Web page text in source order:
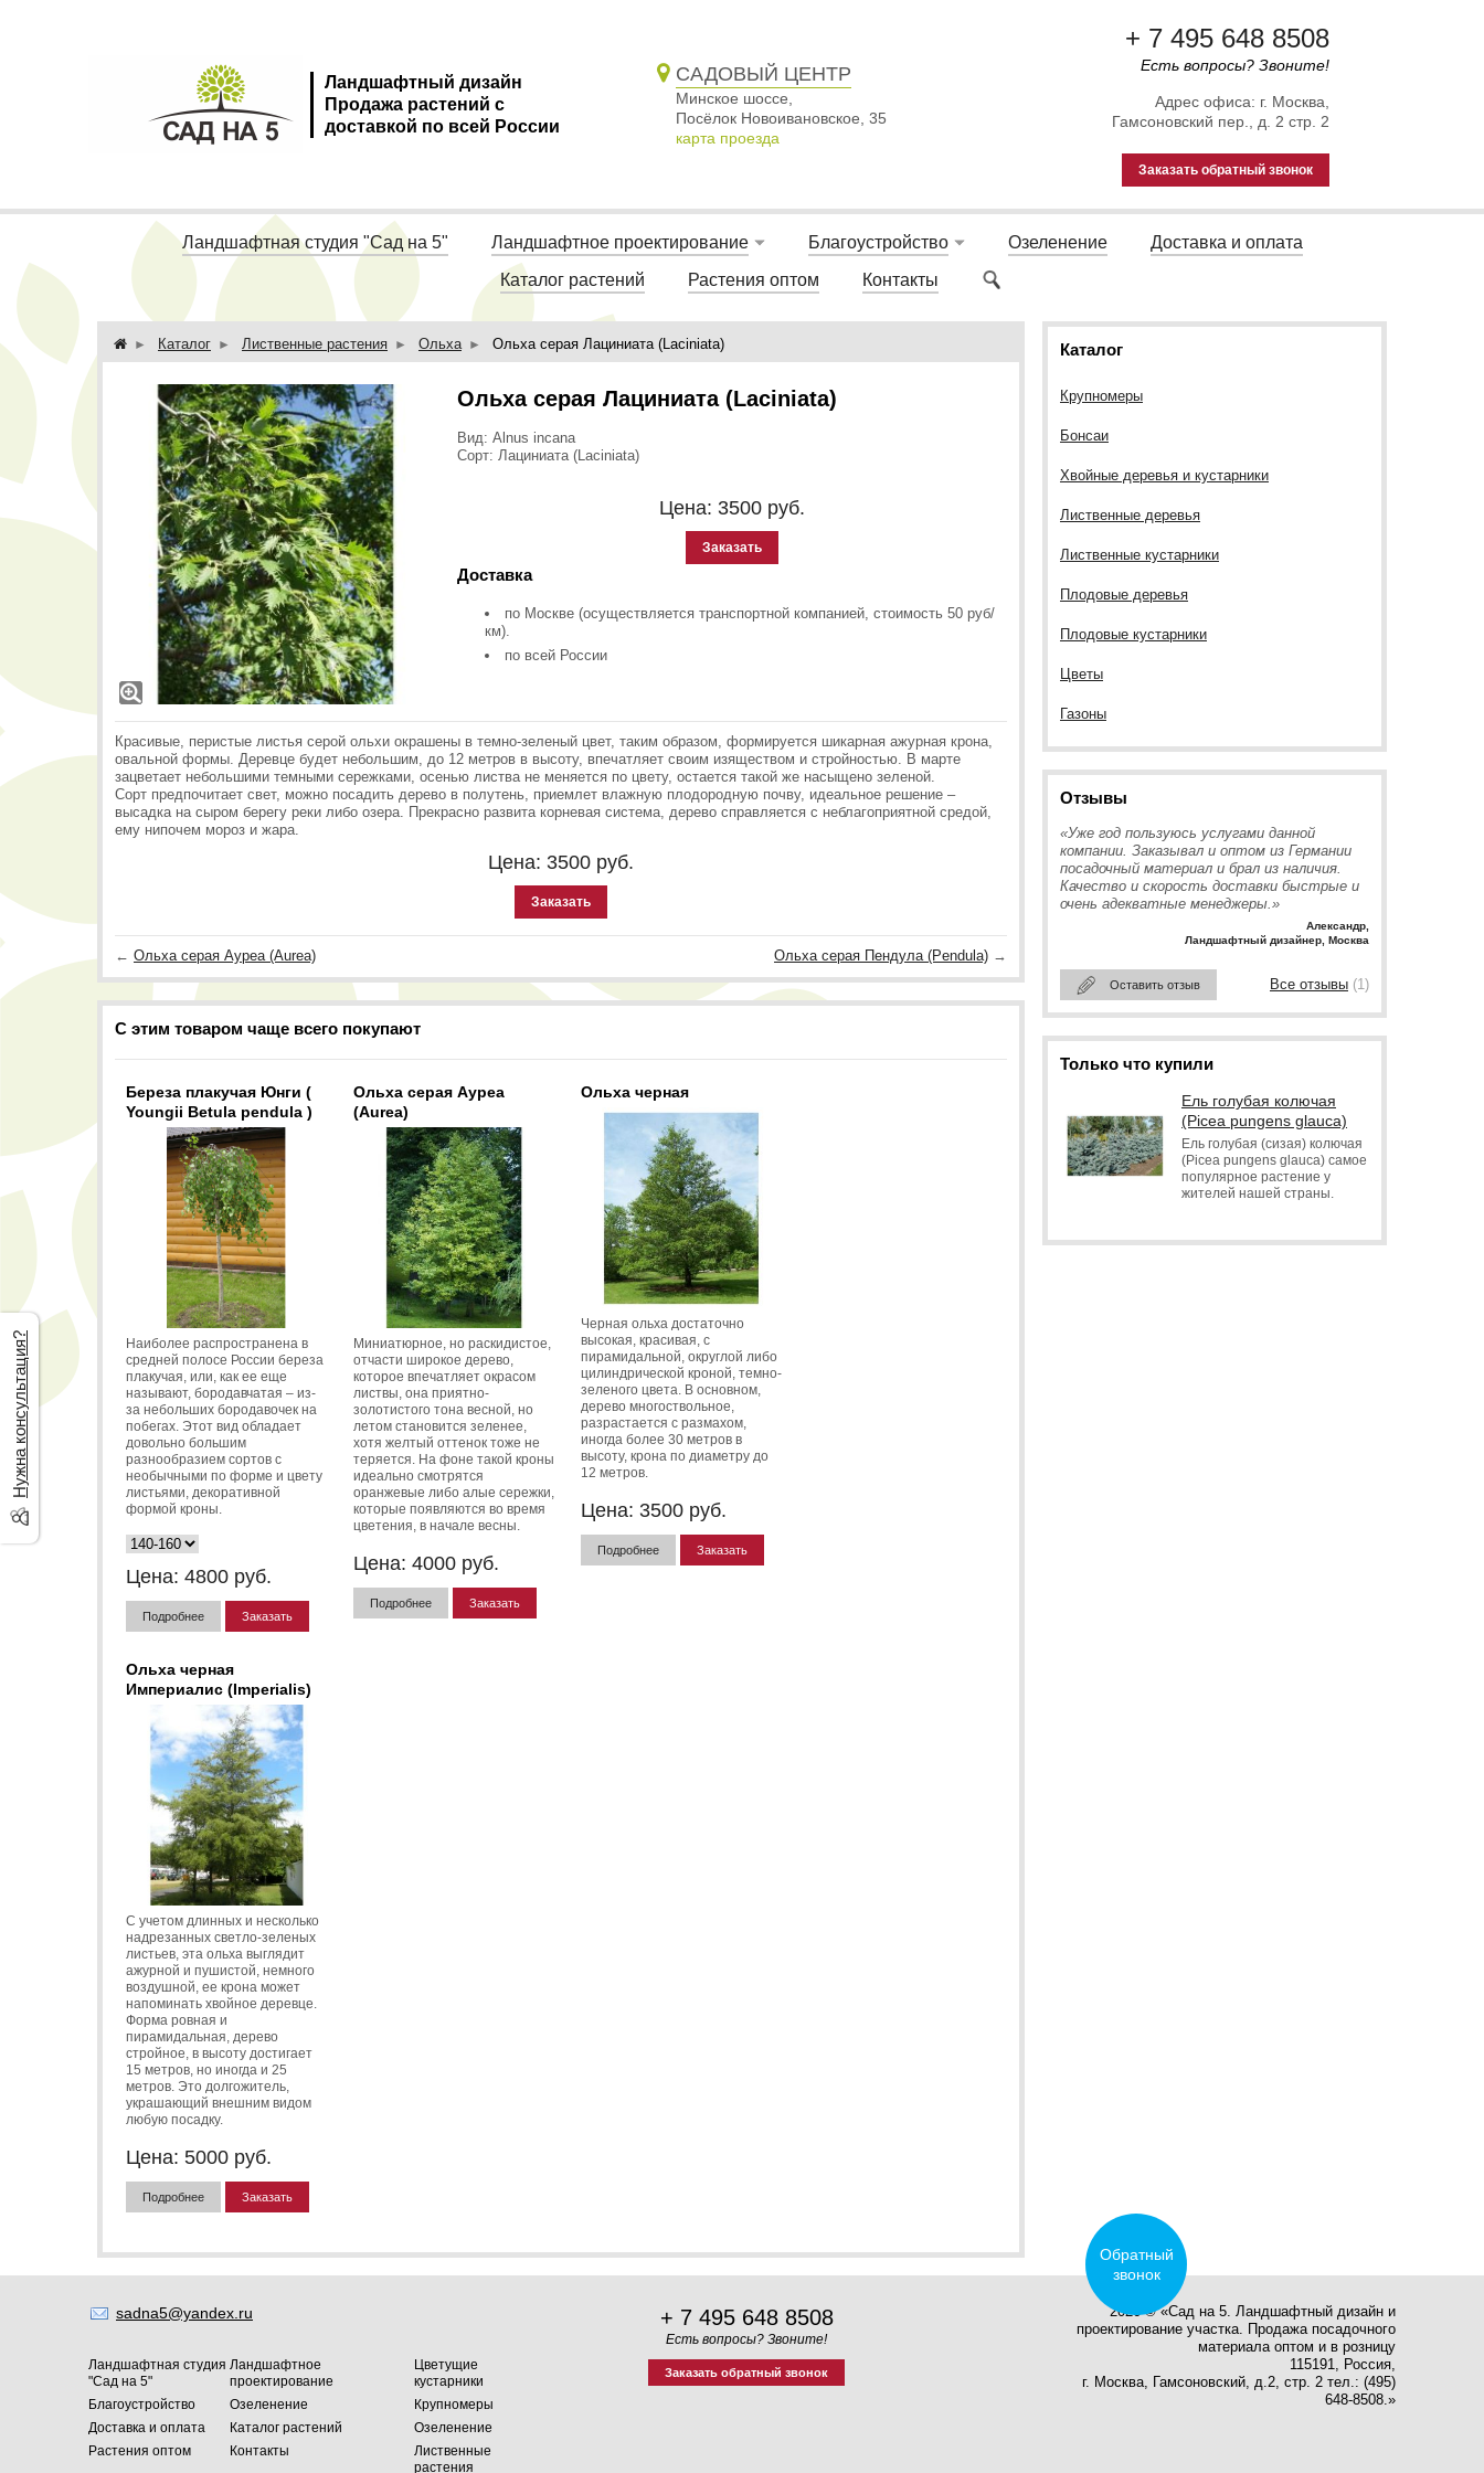
Ландшафтный дизайн
Продажа растений с
доставкой по всей России
САДОВЫЙ ЦЕНТР
Минское шоссе,
Посёлок Новоивановское, 35
карта проезда
+ 7 495 648 8508
Есть вопросы? Звоните!
Адрес офиса: г. Москва,
Гамсоновский пер., д. 2 стр. 2
Заказать обратный звонок
Ландшафтная студия "Сад на 5" Ландшафтное проектирование Благоустройство Озеленение
Доставка и оплата
Каталог растений
Растения оптом Контакты
Каталог
Крупномеры
Бонсаи
Хвойные деревья и кустарники
Лиственные деревья
Лиственные кустарники
Плодовые деревья
Плодовые кустарники
Цветы
Газоны
Отзывы
«Уже год пользуюсь услугами данной
компании. Заказывал и оптом из Германии
посадочный материал и брал из наличия.
Качество и скорость доставки быстрые и
очень адекватные менеджеры.»
Александр
Ландшафтный дизайнер, Москва
Оставить отзыв Все отзывы (1)
Только что купили
Ель голубая колючая
(Picea pungens glauca)
Ель голубая (сизая) колючая
(Picea pungens glauca) самое
популярное растение у
жителей нашей страны.
Каталог Лиственные растения Ольха Ольха серая Лациниата (Laciniata)
Ольха серая Лациниата (Laciniata)
Вид: Alnus incana
Сорт: Лациниата (Laciniata)
Цена: 3500 руб.
Заказать
Доставка
по Москве (осуществляется транспортной компанией, стоимость 50 руб/
км).
по всей России
Красивые, перистые листья серой ольхи окрашены в темно-зеленый цвет, таким образом, формируется шикарная ажурная крона,
овальной формы. Деревце будет небольшим, до 12 метров в высоту, впечатляет своим изяществом и стройностью. В марте
зацветает небольшими темными сережками, осенью листва не меняется по цвету, остается такой же насыщено зеленой.
Сорт предпочитает свет, можно посадить дерево в полутень, приемлет влажную плодородную почву, идеальное решение –
высадка на сыром берегу реки либо озера. Прекрасно развита корневая система, дерево справляется с неблагоприятной средой,
ему нипочем мороз и жара.
Цена: 3500 руб.
Заказать
← Ольха серая Ауреа (Aurea) Ольха серая Пендула (Pendula) →
С этим товаром чаще всего покупают
Береза плакучая Юнги (
Youngii Betula pendula )
Наиболее распространена в
средней полосе России береза
плакучая, или, как ее еще
называют, бородавчатая – из-
за небольших бородавочек на
побегах. Этот вид обладает
довольно большим
разнообразием сортов с
необычными по форме и цвету
листьями, декоративной
формой кроны.
Цена: 4800 руб.
Подробнее Заказать
Ольха серая Ауреа
(Aurea)
Миниатюрное, но раскидистое,
отчасти широкое дерево,
которое впечатляет окрасом
листвы, она приятно-
золотистого тона весной, но
летом становится зеленее,
хотя желтый оттенок тоже не
теряется. На фоне такой кроны
идеально смотрятся
оранжевые либо алые сережки,
которые появляются во время
цветения, в начале весны.
Цена: 4000 руб.
Подробнее Заказать
Ольха черная
Черная ольха достаточно
высокая, красивая, с
пирамидальной, округлой либо
цилиндрической кроной, темно-
зеленого цвета. В основном,
дерево многоствольное,
разрастается с размахом,
иногда более 30 метров в
высоту, крона по диаметру до
12 метров.
Цена: 3500 руб.
Подробнее Заказать
Ольха черная
Империалис (Imperialis)
С учетом длинных и несколько
надрезанных светло-зеленых
листьев, эта ольха выглядит
ажурной и пушистой, немного
воздушной, ее крона может
напоминать хвойное деревце.
Форма ровная и
пирамидальная, дерево
стройное, в высоту достигает
15 метров, но иногда и 25
метров. Это долгожитель,
украшающий внешним видом
любую посадку.
Цена: 5000 руб.
Подробнее Заказать
sadna5@yandex.ru
Ландшафтная студия
"Сад на 5"
Ландшафтное
проектирование
Благоустройство
Озеленение
Доставка и оплата
Каталог растений
Растения оптом
Контакты
Цветущие
кустарники
Крупномеры
Озеленение
Лиственные
растения
2026 © «Сад на 5. Ландшафтный дизайн и
проектирование участка. Продажа посадочного
материала оптом и в розницу
115191, Россия,
г. Москва, Гамсоновский, д.2, стр. 2 тел.: (495)
648-8508.»
+ 7 495 648 8508
Есть вопросы? Звоните!
Заказать обратный звонок
Нужна консультация?
Обратный
звонок